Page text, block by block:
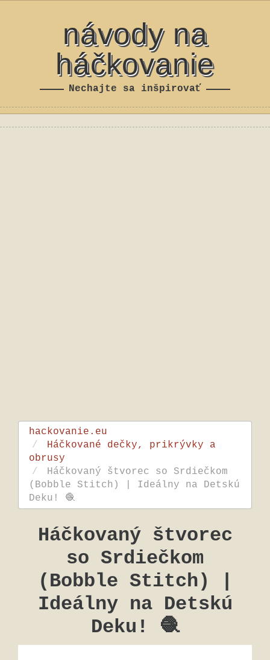
návody na
háčkovanie
Nechajte sa inšpirovať
hackovanie.eu
Háčkované dečky, prikrývky a
obrusy
Háčkovaný štvorec so Srdiečkom
(Bobble Stitch) | Ideálny na Detskú
Deku! 🧶
Háčkovaný štvorec
so Srdiečkom
(Bobble Stitch) |
Ideálny na Detskú
Deku! 🧶